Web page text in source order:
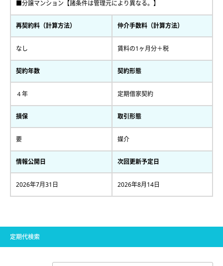
■分譲マンション【諸条件は管理元により異なる。】
再契約料（計算方法）
なし
仲介手数料（計算方法）
賃料の1ヶ月分＋税
契約年数
４年
契約形態
定期借家契約
損保
要
取引形態
媒介
情報公開日
2026年7月31日
次回更新予定日
2026年8月14日
定期代検索